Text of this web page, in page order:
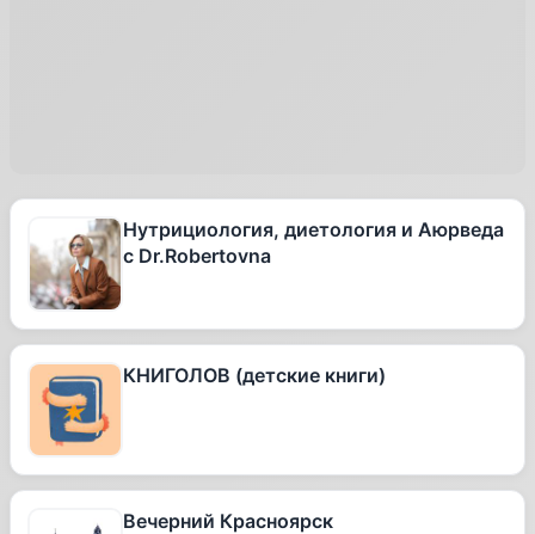
Нутрициология, диетология и Аюрведа
с Dr.Robertovna
КНИГОЛОВ (детские книги)
Вечерний Красноярск